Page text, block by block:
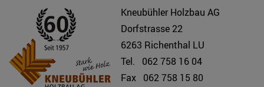
Kneubühler Holzbau AG
Dorfstrasse 22
6263 Richenthal LU
Tel. 062 758 16 04
Fax 062 758 15 80